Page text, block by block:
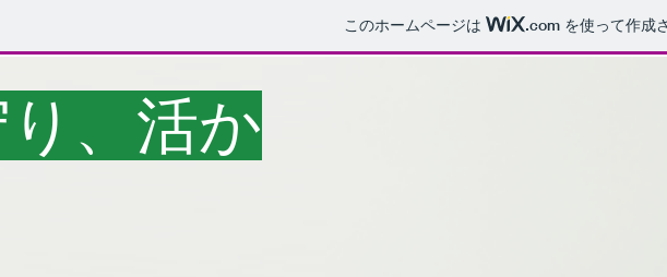
このホームページは .com を使って作成
、活か